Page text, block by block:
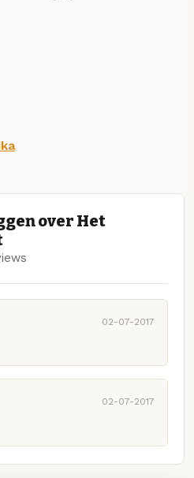
over Het
02-07-2017
02-07-2017